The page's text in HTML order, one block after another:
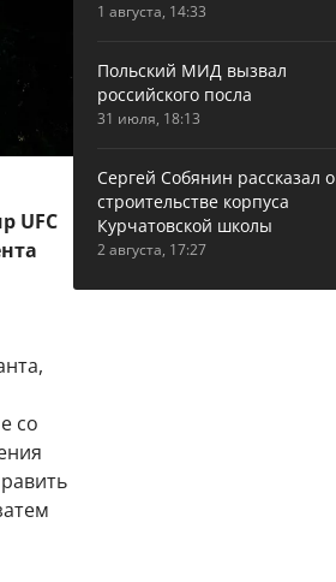
UFC
со
1 августа, 14:33
Польский МИД вызвал
российского посла
31 июля, 18:13
Сергей Собянин рассказал о
строительстве корпуса
Курчатовской школы
2 августа, 17:27